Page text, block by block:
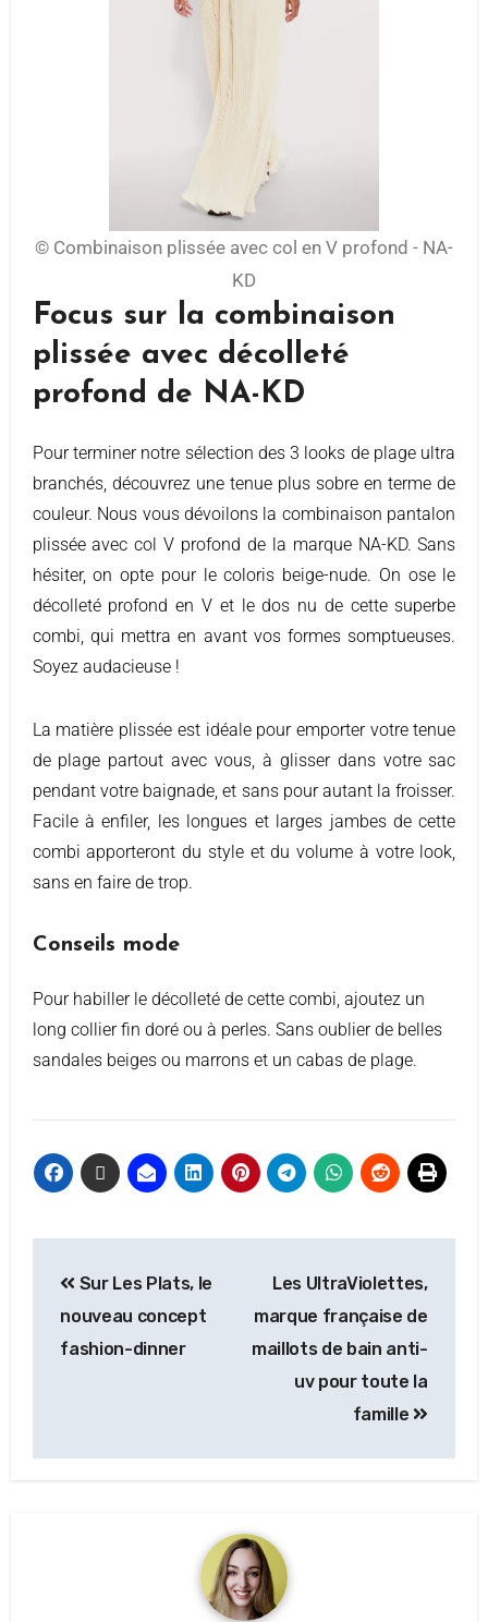
Focus sur la combinaison
plissée avec décolleté
profond de NA-KD
Pour terminer notre sélection des 3 looks de plage ultra
branchés, découvrez une tenue plus sobre en terme de
couleur. Nous vous dévoilons la combinaison pantalon
plissée avec col V profond de la marque NA-KD. Sans
hésiter, on opte pour le coloris beige-nude. On ose le
décolleté profond en V et le dos nu de cette superbe
combi, qui mettra en avant vos formes somptueuses.
Soyez audacieuse !
La matière plissée est idéale pour emporter votre tenue
de plage partout avec vous, à glisser dans votre sac
pendant votre baignade, et sans pour autant la froisser.
Facile à enfiler, les longues et larges jambes de cette
combi apporteront du style et du volume à votre look,
sans en faire de trop.
Conseils mode
Pour habiller le décolleté de cette combi, ajoutez un
long collier fin doré ou à perles. Sans oublier de belles
sandales beiges ou marrons et un cabas de plage.
© Combinaison plissée avec col en V profond - NA-
KD
Sur Les Plats, le
nouveau concept
fashion-dinner
Les UltraViolettes,
marque française de
maillots de bain anti-
uv pour toute la
famille